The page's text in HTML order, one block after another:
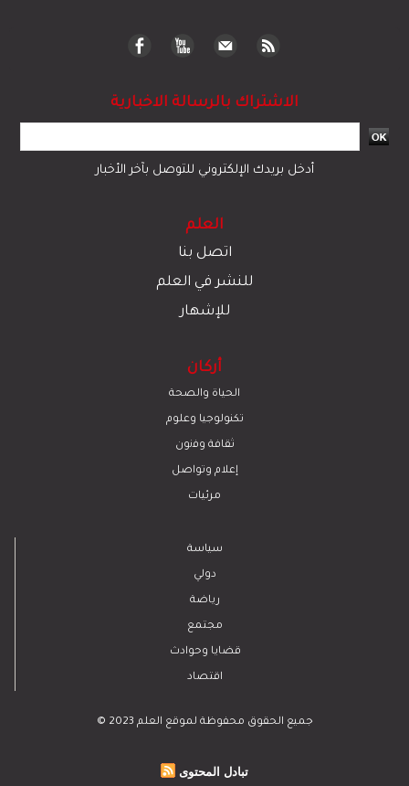
الاشتراك بالرسالة الاخبارية
أدخل بريدك الإلكتروني للتوصل بآخر الأخبار
العلم
اتصل بنا
للنشر في العلم
للإشهار
أركان
الحياة والصحة
تكنولوجيا وعلوم
ﺛﻘﺎﻓﺔ وﻓﻧون
إعلام وتواصل
مرئيات
سياسة
دولي
رياضة
مجتمع
قضايا وحوادث
اقتصاد
© 2023 جميع الحقوق محفوظة لموقع العلم
تبادل المحتوى